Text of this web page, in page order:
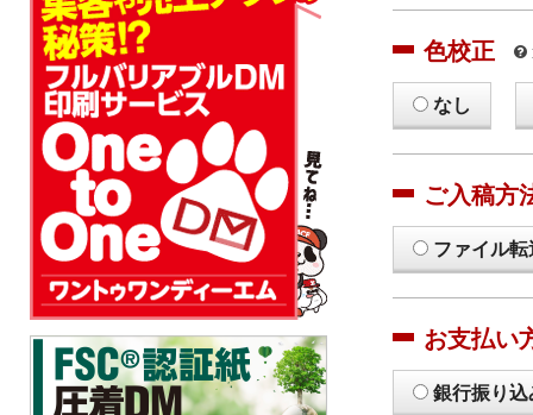
色校正
なし
ご入稿方
ファイル
お支払い
銀行振り込